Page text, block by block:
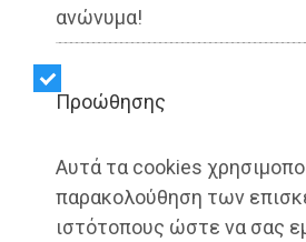
ανώνυμα!
Προώθησης
Αυτά τα cookies
παρακολούθηση των
ιστότοπους ώστε να σας